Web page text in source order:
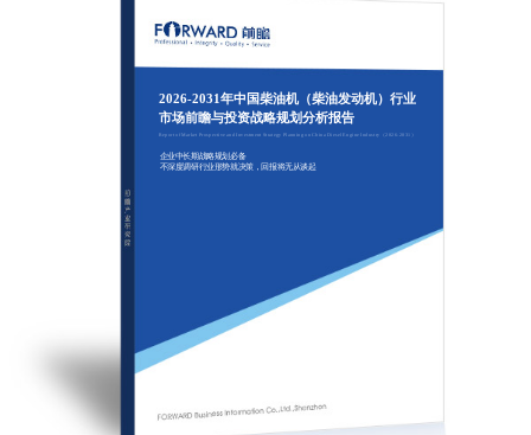
2026-2031年中国柴油机（柴油发动机）行业
市场前瞻与投资战略规划分析报告
Report of Market Prospective and Investment Strategy Planning on China Diesel Engine Industry（2026-2031）
企业中长期战略规划必备
不深度调研行业形势就决策，回报将无从谈起